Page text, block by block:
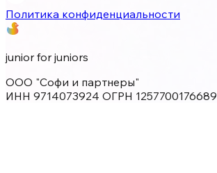
Политика конфиденциальности
junior for juniors
ООО "Софи и партнеры"
ИНН 9714073924 ОГРН 1257700176689